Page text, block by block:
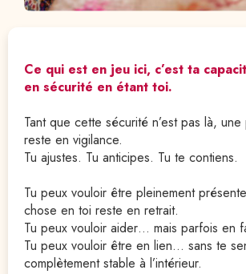
Ce qui est en jeu ici, c’est ta
en sécurité en étant toi.
Tant que cette sécurité n’est pas là,
reste en vigilance.
Tu ajustes. Tu anticipes. Tu te contiens.
Tu peux vouloir être pleinement
chose en toi reste en retrait.
Tu peux vouloir aider… mais parfois en
Tu peux vouloir être en lien… sans te
complètement stable à l’intérieur.